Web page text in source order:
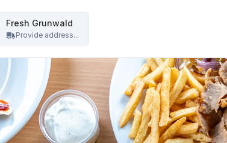
Fresh Grunwald
Provide address...